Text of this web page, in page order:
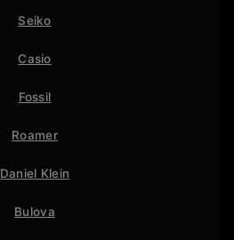
Seiko
Casio
Fossil
Roamer
Daniel Klein
Bulova